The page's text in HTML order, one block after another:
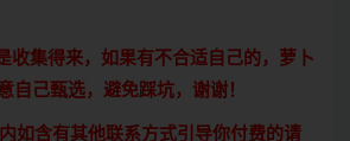
收集得来，如果有不合适自己的，萝卜
自己甄选，避免踩坑，谢谢！
如含有其他联系方式引导你付费的请